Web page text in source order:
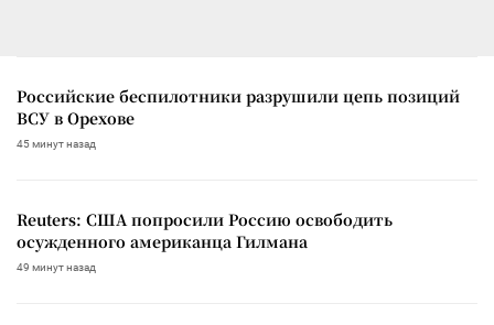
Российские беспилотники разрушили цепь позиций
ВСУ в Орехове
45 минут назад
Reuters: США попросили Россию освободить
осужденного американца Гилмана
49 минут назад